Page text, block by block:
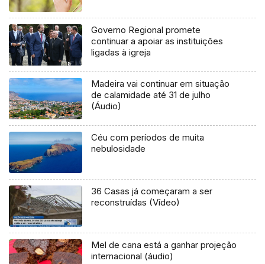
Governo Regional promete
continuar a apoiar as instituições
ligadas à igreja
Madeira vai continuar em situação
de calamidade até 31 de julho
(Áudio)
Céu com períodos de muita
nebulosidade
36 Casas já começaram a ser
reconstruídas (Vídeo)
Mel de cana está a ganhar projeção
internacional (áudio)